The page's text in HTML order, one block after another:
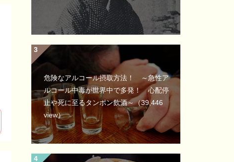
危険なアルコール摂取方法！ ～急性ア
ルコール中毒が世界中で多発！ 心配停
止や死に至るタンポン飲酒～（39,446
view）